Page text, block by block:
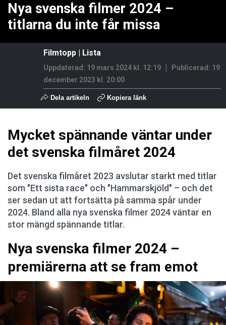
Nya svenska filmer 2024 –
titlarna du inte får missa
Filmtopp Lista
Uppdaterad: 19 mars 2024 kl. 12:19 Publicerad: 19
december 2023 kl. 20:00
Dela artikeln Kopiera länk
Mycket spännande väntar under
det svenska filmåret 2024
Det svenska filmåret 2023 avslutar starkt med titlar
som "Ett sista race" och "Hammarskjöld" – och det
ser sedan ut att fortsätta på samma spår under
2024. Bland alla nya svenska filmer 2024 väntar en
stor mängd spännande titlar.
Nya svenska filmer 2024 –
premiärerna att se fram emot